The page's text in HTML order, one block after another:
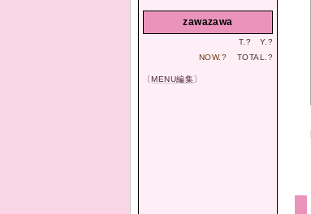
zawazawa
T. ? Y. ?
NOW.? TOTAL. ?
〔MENU編集〕